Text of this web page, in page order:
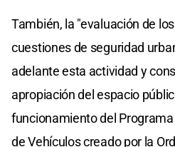
También, la "evaluación de
cuestiones de seguridad
adelante esta actividad y
apropiación del espacio
funcionamiento del
de Vehículos creado por la